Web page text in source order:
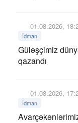
01.08.2026,
İdman
Güləşçimiz
qazandı
01.08.2026,
İdman